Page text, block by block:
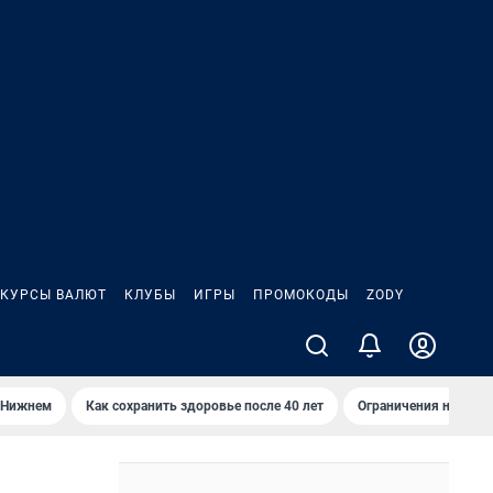
КУРСЫ ВАЛЮТ КЛУБЫ ИГРЫ ПРОМОКОДЫ ZODY
Нижнем Как сохранить здоровье после 40 лет Ограничения на